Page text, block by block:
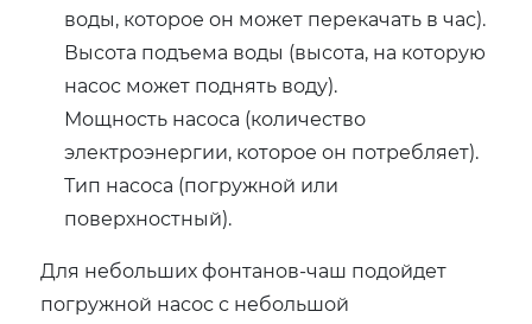
воды‚ которое он может перекачать в час).
Высота подъема воды (высота‚ на которую
насос может поднять воду).
Мощность насоса (количество
электроэнергии‚ которое он потребляет).
Тип насоса (погружной или
поверхностный).
Для небольших фонтанов-чаш подойдет
погружной насос с небольшой